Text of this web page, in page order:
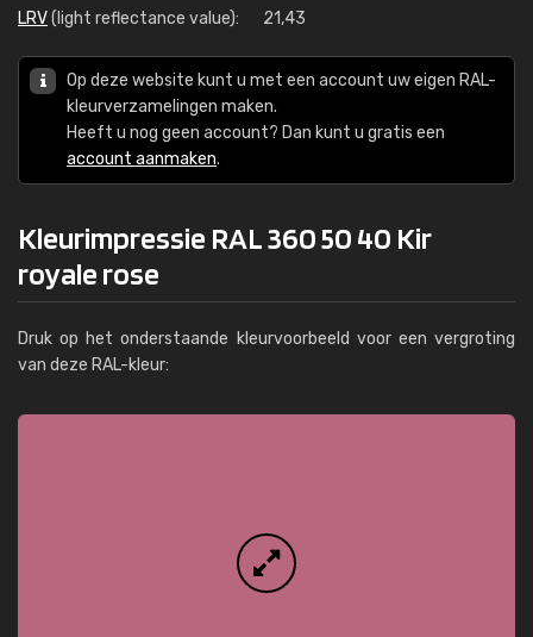
LRV(light reflectance value): 21,43
Op deze website kunt u met een account uw eigen RAL-
kleurverzamelingen maken.
Heeft u nog geen account? Dan kunt u gratis een
account aanmaken.
Kleurimpressie RAL 360 50 40 Kir
royale rose
Druk op het onderstaande kleurvoorbeeld voor een vergroting
van deze RAL-kleur: